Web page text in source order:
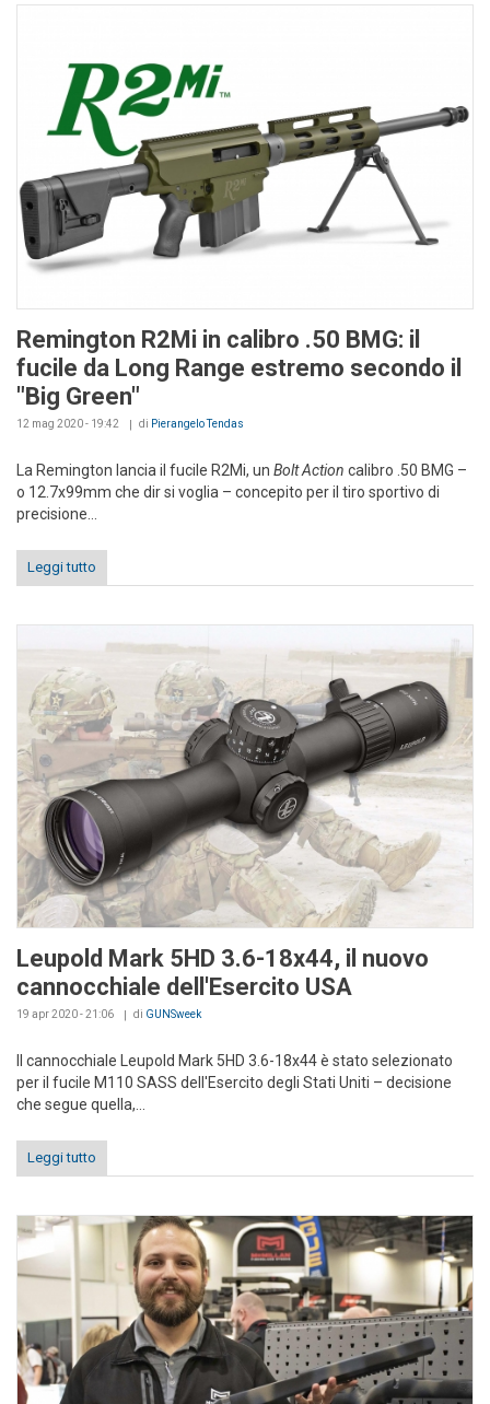
Remington R2Mi in calibro .50 BMG: il
fucile da Long Range estremo secondo il
"Big Green"
12 mag 2020 - 19:42 di Pierangelo Tendas
La Remington lancia il fucile R2Mi, un Bolt Action calibro .50 BMG –
o 12.7x99mm che dir si voglia – concepito per il tiro sportivo di
precisione...
Leggi tutto
Leupold Mark 5HD 3.6-18x44, il nuovo
cannocchiale dell'Esercito USA
19 apr 2020 - 21:06 di GUNSweek
Il cannocchiale Leupold Mark 5HD 3.6-18x44 è stato selezionato
per il fucile M110 SASS dell'Esercito degli Stati Uniti – decisione
che segue quella,...
Leggi tutto